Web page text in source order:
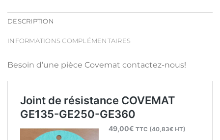
DESCRIPTION
INFORMATIONS COMPLÉMENTAIRES
Besoin d’une pièce Covemat contactez-nous!